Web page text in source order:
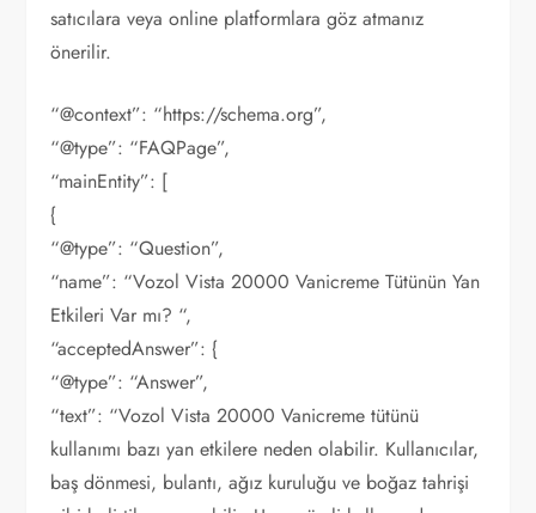
satıcılara veya online platformlara göz atmanız
önerilir.
“@context”: “https://schema.org”,
“@type”: “FAQPage”,
“mainEntity”: [
{
“@type”: “Question”,
“name”: “Vozol Vista 20000 Vanicreme Tütünün Yan
Etkileri Var mı? “,
“acceptedAnswer”: {
“@type”: “Answer”,
“text”: “Vozol Vista 20000 Vanicreme tütünü
kullanımı bazı yan etkilere neden olabilir. Kullanıcılar,
baş dönmesi, bulantı, ağız kuruluğu ve boğaz tahrişi